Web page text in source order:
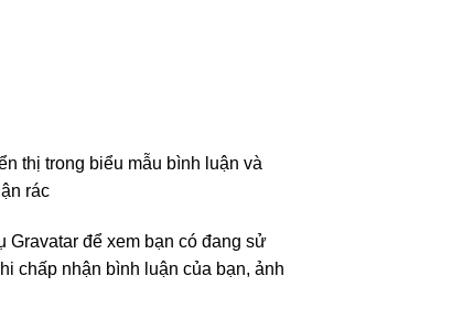
thị trong biểu mẫu bình luận và
rác
để xem bạn có đang sử
chấp nhận bình luận của bạn, ảnh